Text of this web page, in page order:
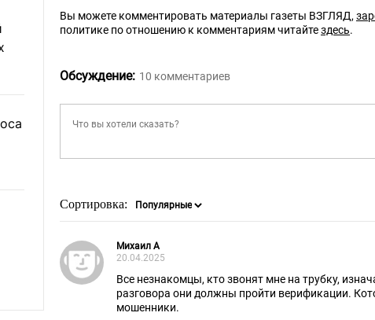
Вы можете комментировать материалы газеты ВЗГЛЯД,
политике по отношению к комментариям читайтездесь.
Обсуждение: 10 комментариев
Сортировка:
Михаил А
20.04.2025
Все незнакомцы, кто звонят мне на трубку,
разговора они должны пройти верификации.
мошенники.